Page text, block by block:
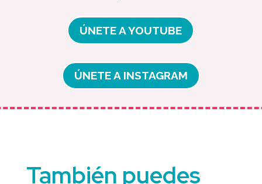
ÚNETE A YOUTUBE
ÚNETE A INSTAGRAM
También puedes